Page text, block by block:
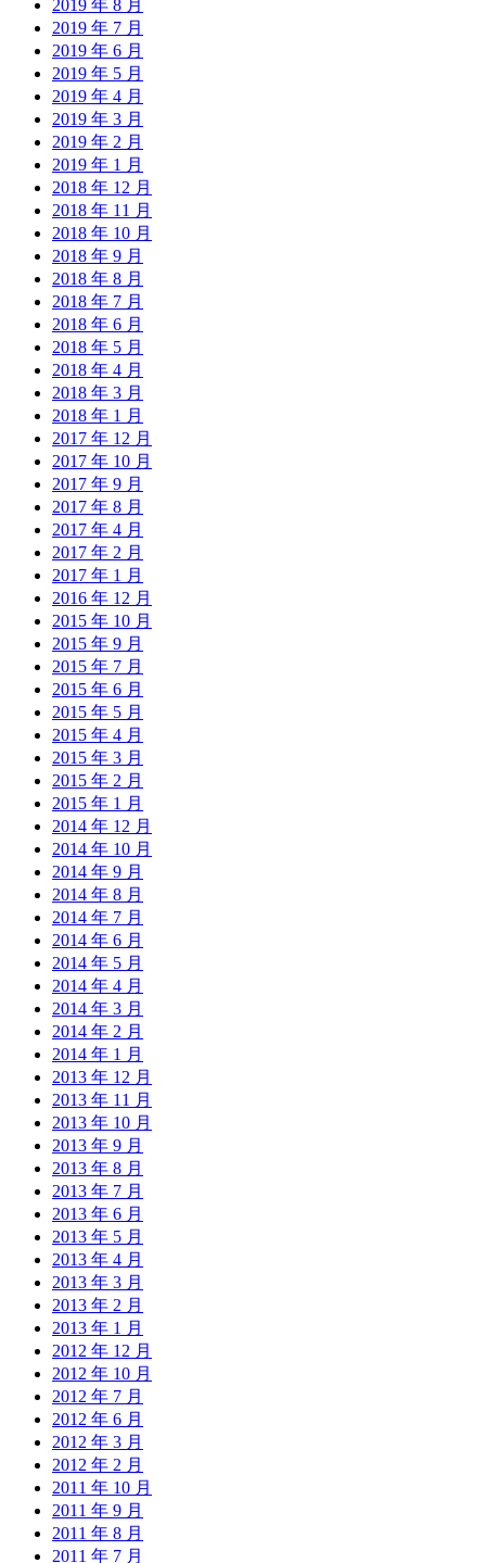
2019 年 8 月
2019 年 7 月
2019 年 6 月
2019 年 5 月
2019 年 4 月
2019 年 3 月
2019 年 2 月
2019 年 1 月
2018 年 12 月
2018 年 11 月
2018 年 10 月
2018 年 9 月
2018 年 8 月
2018 年 7 月
2018 年 6 月
2018 年 5 月
2018 年 4 月
2018 年 3 月
2018 年 1 月
2017 年 12 月
2017 年 10 月
2017 年 9 月
2017 年 8 月
2017 年 4 月
2017 年 2 月
2017 年 1 月
2016 年 12 月
2015 年 10 月
2015 年 9 月
2015 年 7 月
2015 年 6 月
2015 年 5 月
2015 年 4 月
2015 年 3 月
2015 年 2 月
2015 年 1 月
2014 年 12 月
2014 年 10 月
2014 年 9 月
2014 年 8 月
2014 年 7 月
2014 年 6 月
2014 年 5 月
2014 年 4 月
2014 年 3 月
2014 年 2 月
2014 年 1 月
2013 年 12 月
2013 年 11 月
2013 年 10 月
2013 年 9 月
2013 年 8 月
2013 年 7 月
2013 年 6 月
2013 年 5 月
2013 年 4 月
2013 年 3 月
2013 年 2 月
2013 年 1 月
2012 年 12 月
2012 年 10 月
2012 年 7 月
2012 年 6 月
2012 年 3 月
2012 年 2 月
2011 年 10 月
2011 年 9 月
2011 年 8 月
2011 年 7 月